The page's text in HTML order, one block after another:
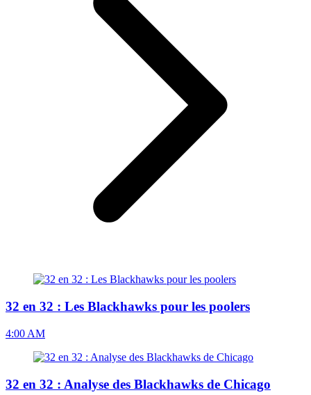
32 en 32 : Les Blackhawks pour les poolers
4:00 AM
32 en 32 : Analyse des Blackhawks de Chicago